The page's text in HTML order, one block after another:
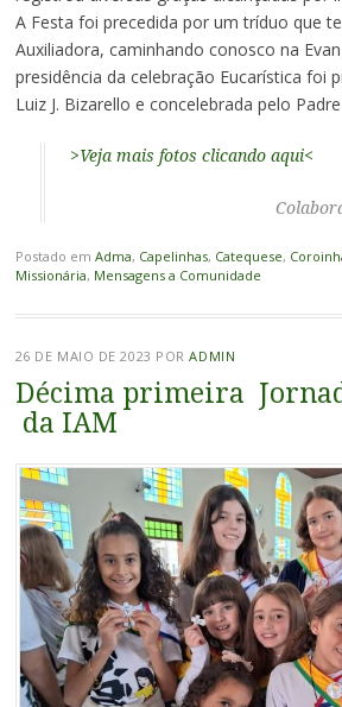
A Festa foi precedida por um tríduo que
Auxiliadora, caminhando conosco na
presidência da celebração Eucarística foi
Luiz J. Bizarello e concelebrada pelo
>Veja mais fotos clicando aqui<
Postado em Adma, Capelinhas, Catequese,
Missionária, Mensagens a Comunidade
26 DE MAIO DE 2023 PORADMIN
Décima primeira
da IAM